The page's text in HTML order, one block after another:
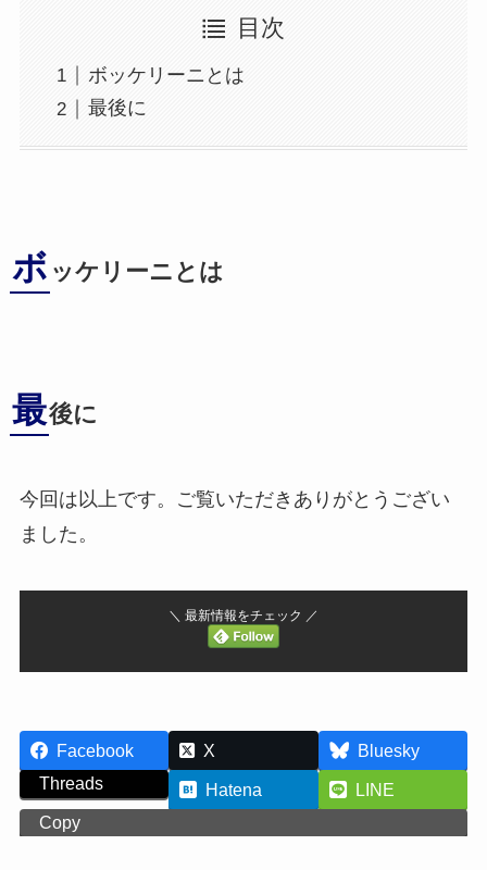
目次
ボッケリーニとは
最後に
ボ ッケリーニとは
最後に
今回は以上です。ご覧いただきありがとうござい
ました。
＼ 最新情報をチェック ／
Facebook X
Bluesky
Threads
Hatena
LINE
Copy